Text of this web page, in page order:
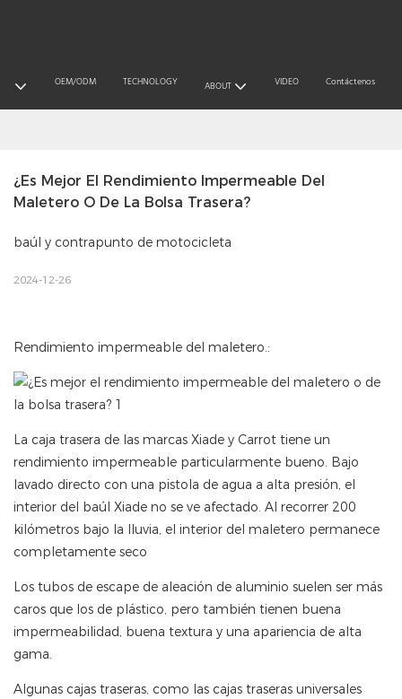
OEM/ODM TECHNOLOGY ABOUT VIDEO Contáctenos
¿Es Mejor El Rendimiento Impermeable Del
Maletero O De La Bolsa Trasera?
baúl y contrapunto de motocicleta
2024-12-26
Rendimiento impermeable del maletero.:
La caja trasera de las marcas Xiade y Carrot tiene un
rendimiento impermeable particularmente bueno. Bajo
lavado directo con una pistola de agua a alta presión, el
interior del baúl Xiade no se ve afectado. Al recorrer 200
kilómetros bajo la lluvia, el interior del maletero permanece
completamente seco
Los tubos de escape de aleación de aluminio suelen ser más
caros que los de plástico, pero también tienen buena
impermeabilidad, buena textura y una apariencia de alta
gama.
Algunas cajas traseras, como las cajas traseras universales